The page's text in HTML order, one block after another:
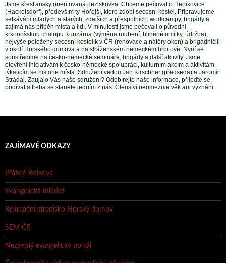
Jsme křesťansky orientovaná neziskovka. Chceme pečovat o Herlíkovice
(Hackelsdorf), především ty Hořejší, které zdobí secesní kostel. Připravujeme
setkávání mladých a starých, zdejších a přespolních, workcampy, brigády a
zajímá nás příběh místa a lidí. V minulosti jsme pečovali o původní
krkonošskou chalupu Kunzárna (výměna roubení, hliněné omítky, údržba),
nejvýše položený secesní kostelík v ČR (renovace a nátěry oken) a brigádničili
v okolí Horského domova a na stráženském německém hřbitově. Nyní se
soustředíme na česko-německé semináře, brigády a další aktivity. Jsme
otevření iniciativám k česko-německé spolupráci, kulturním akcím a aktivitám
týkajícím se historie místa. Sdružení vedou Jan Kirschner (předseda) a Jaromír
Strádal. Zaujalo Vás naše sdružení? Odebírejte naše informace, přijeďte se
podívat a třeba se stanete jedním z nás. Členství neomezuje věk ani vyznání.
ZAJÍMAVÉ ODKAZY
Přátelé Bolkova
Evangelická mládež
Rekreační středisko Horský domov
SEM ČR
Nezávislý evangelický portál